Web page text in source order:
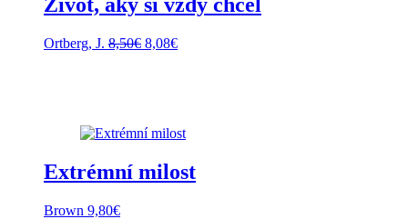
Ortberg, J. 8,50€ Pôvodná
8,08€Aktuálna
Extrémní milost
Brown 9,80€